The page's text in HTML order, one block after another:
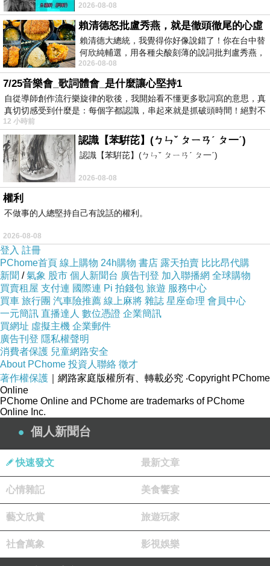
友修杰楷與運動甜心吳映潔穿上全新進化的
SUPERNOVA，見證《SUPERNOVA超越舒適體
驗計畫》，一同感受最舒服的跑鞋體驗。
全新最舒服跑鞋SUPERNOVA輕鬆跑出舒適新感
受！
adidas在全球11個城市向2,674名跑步者進行調
查，結果顯示，跑者最重視的跑鞋要素是舒適
度，研發團隊傾聽跑者的回饋和需求，打造新一
代SUPERNOVA鞋款。 SUPERNOVA RISE於去
年底首度亮相，國際媒體與跑者即讚譽有加，更
憑藉鞋款優越的緩震表現，贏得知名跑者資訊網
站Laufen.de“DAILY TRAINER AWARD 2024”最
SUPERNOVA首度採用DREAMSTRIKE+中底科
技，其研發靈感來自ADIZERO系列採用的
LIGHTSTRIKE PRO中底，以超臨界發泡工藝泡
棉中底結合日常跑者需求，搭配精準調校的泡棉
密度，為SUPERNOVA系列鞋款帶來兼具柔彈與
支撐性的絕佳舒適腳感；採用輕量化的工藝網布
鞋面，兼具包覆性及透氣性，能夠有效降低運動
時雙腳的悶熱感；後跟枕型設計，柔軟如枕頭般
溫柔包覆腳踝，強化支撐及包覆性！
此系列共推出兩款跑鞋SUPERNOVA RISE及
SUPERNOVA STRIDE，其中SUPERNOVA RISE
SUPPORT RODS人體工學仿爪型結構，精準⽀撐
⾜底不同部位，讓每一步更加穩定；
SUPERNOVA STRIDE則是在前掌採用
DREAMSTRIKE+中底科技，搭配EVA中底，增
加鞋款整體的滾動流暢性，為跑者帶來極致舒適
的跑步體驗！
花不少錢，星期一出門上班時，心裡沒有一
2026-08-08
賴清德怒批盧秀燕，就是徹頭徹尾的心虛
賴清德大總統，我覺得你好像說錯了！你在台中替
何欣純輔選，用各種尖酸刻薄的說詞批判盧秀燕，
罵她施政滿意度輸給陳其邁，甚至還說盧
2026-08-08
7/25音樂會_歌詞體會_是什麼讓心堅持1
自從導師創作流行樂旋律的歌後，我開始看不懂更多歌詞寫的意思，真
真切切感受到什麼是：每個字都認識，串起來就是抓破頭時間！絕對不
12 小時前
認識【苯騈芘】(ㄅㄣˇ ㄆㄧㄢˊ ㄆ一ˊ)
認識【苯騈芘】(ㄅㄣˇ ㄆㄧㄢˊ ㄆ一ˊ)
2026-08-08
權利
不做事的人總堅持自己有說話的權利。
2026-08-08
登入 註冊
PChome首頁 線上購物 24h購物 書店 露天拍賣 比比昂代購
新聞 /氣象 股市 個人新聞台 廣告刊登 加入聯播網 全球購物
買賣租屋 支付連 國際連 Pi 拍錢包 旅遊 服務中心
買車 旅行團 汽車險推薦 線上麻將 雜誌 星座命理 會員中心
一元簡訊 直播達人 數位憑證 企業簡訊
買網址 虛擬主機 企業郵件
廣告刊登 隱私權聲明
消費者保護 兒童網路安全
About PChome 投資人聯絡 徵才
著作權保護 ｜網路家庭版權所有、轉載必究 ‧Copyright PChome
Online
PChome Online and PChome are trademarks of PChome
Online Inc.
個人新聞台
快速發文 最新文章
心情雜記 美食饗宴
藝文欣賞 旅遊玩家
社會萬象 影視娛樂